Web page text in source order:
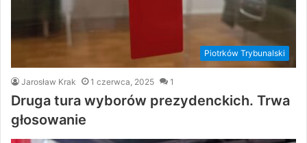
Piotrków Trybunalski
Jarosław Krak 1 czerwca, 2025 1
Druga tura wyborów prezydenckich. Trwa
głosowanie